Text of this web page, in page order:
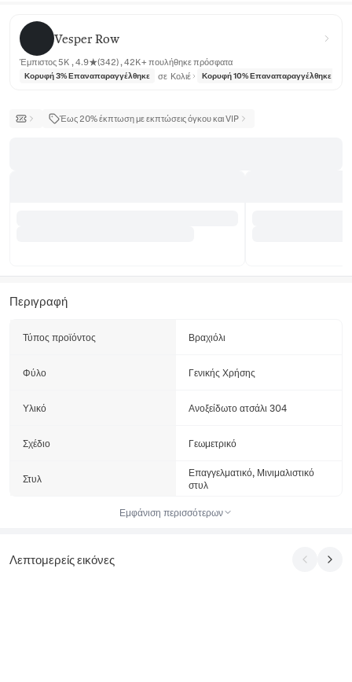
Vesper Row
Vesper Row
Έμπιστος 5K , 4.9★(342) , 42K+ πουλήθηκε πρόσφατα
Κορυφή 3% Επαναπαραγγέλθηκε σε Κολιέ Κορυφή 10% Επαναπαραγγέλθηκε
Έως 20% έκπτωση με εκπτώσεις όγκου και VIP
Περιγραφή
Τύπος προϊόντος Βραχιόλι
Φύλο Γενικής Χρήσης
Υλικό Ανοξείδωτο ατσάλι 304
Σχέδιο Γεωμετρικό
Στυλ
Επαγγελματικό, Μινιμαλιστικό
στυλ
Εμφάνιση περισσότερων
Λεπτομερείς εικόνες